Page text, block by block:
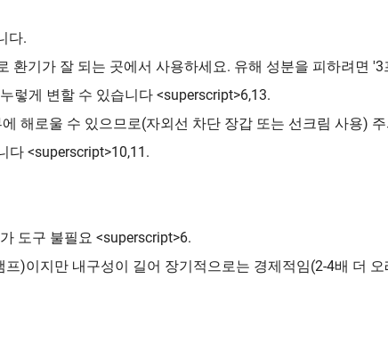
다.
환기가 잘 되는 곳에서 사용하세요. 유해 성분을 피하려면 '3
렇게 변할 수 있습니다 <superscript>6,13.
해로울 수 있으므로(자외선 차단 장갑 또는 선크림 사용)
다 <superscript>10,11.
도구 불필요 <superscript>6.
)이지만 내구성이 길어 장기적으로는 경제적임(2-4배 더 오